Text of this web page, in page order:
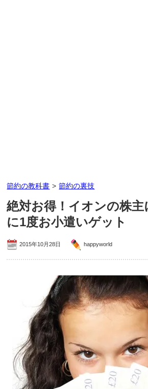
節約の教科書 > 節約の裏技
絶対お得！イオンの株
に1度お小遣いゲット
2015年10月28日 happyworld